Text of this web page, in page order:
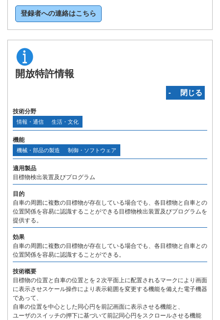
登録者への連絡はこちら
開放特許情報
‐ 閉じる
技術分野
情報・通信 生活・文化
機能
機械・部品の製造 制御・ソフトウェア
適用製品
目標物検出装置及びプログラム
目的
自車の周囲に複数の目標物が存在している場合でも、各目標物と自車との
位置関係を容易に認識することができる目標物検出装置及びプログラムを
提供する。
効果
自車の周囲に複数の目標物が存在している場合でも、各目標物と自車との
位置関係を容易に認識することができる。
技術概要
目標物の位置と自車の位置とを２次平面上に配置されるマークにより画面
に表示させスケール操作により表示範囲を変更する機能を備えた電子機器
であって、
自車の位置を中心とした同心円を前記画面に表示させる機能と、
ユーザのスイッチの押下に基づいて前記同心円をスクロールさせる機能